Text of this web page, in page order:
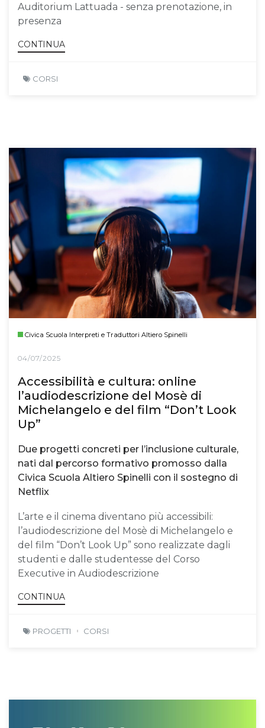
Auditorium Lattuada - senza prenotazione, in
presenza
CONTINUA
CORSI
Civica Scuola Interpreti e Traduttori Altiero Spinelli
04/07/2025
Accessibilità e cultura: online
l’audiodescrizione del Mosè di
Michelangelo e del film “Don’t Look
Up”
Due progetti concreti per l’inclusione culturale,
nati dal percorso formativo promosso dalla
Civica Scuola Altiero Spinelli con il sostegno di
Netflix
L’arte e il cinema diventano più accessibili:
l’audiodescrizione del Mosè di Michelangelo e
del film “Don’t Look Up” sono realizzate dagli
studenti e dalle studentesse del Corso
Executive in Audiodescrizione
CONTINUA
PROGETTI CORSI